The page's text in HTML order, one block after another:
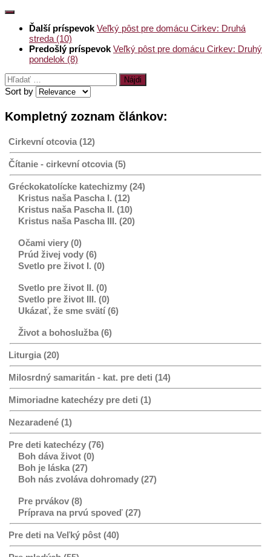
Ďalší príspevok Veľký pôst pre domácu Cirkev: Druhá
streda (10)
Predošlý príspevok Veľký pôst pre domácu Cirkev: Druhý
pondelok (8)
Hľadať:
Sort by
Kompletný zoznam článkov:
Cirkevní otcovia (12)
Čítanie - cirkevní otcovia (5)
Gréckokatolícke katechizmy (24)
Kristus naša Pascha I. (12)
Kristus naša Pascha II. (10)
Kristus naša Pascha III. (20)
Očami viery (0)
Prúd živej vody (6)
Svetlo pre život I. (0)
Svetlo pre život II. (0)
Svetlo pre život III. (0)
Ukázať, že sme svätí (6)
Život a bohoslužba (6)
Liturgia (20)
Milosrdný samaritán - kat. pre deti (14)
Mimoriadne katechézy pre deti (1)
Nezaradené (1)
Pre deti katechézy (76)
Boh dáva život (0)
Boh je láska (27)
Boh nás zvoláva dohromady (27)
Pre prvákov (8)
Príprava na prvú spoveď (27)
Pre deti na Veľký pôst (40)